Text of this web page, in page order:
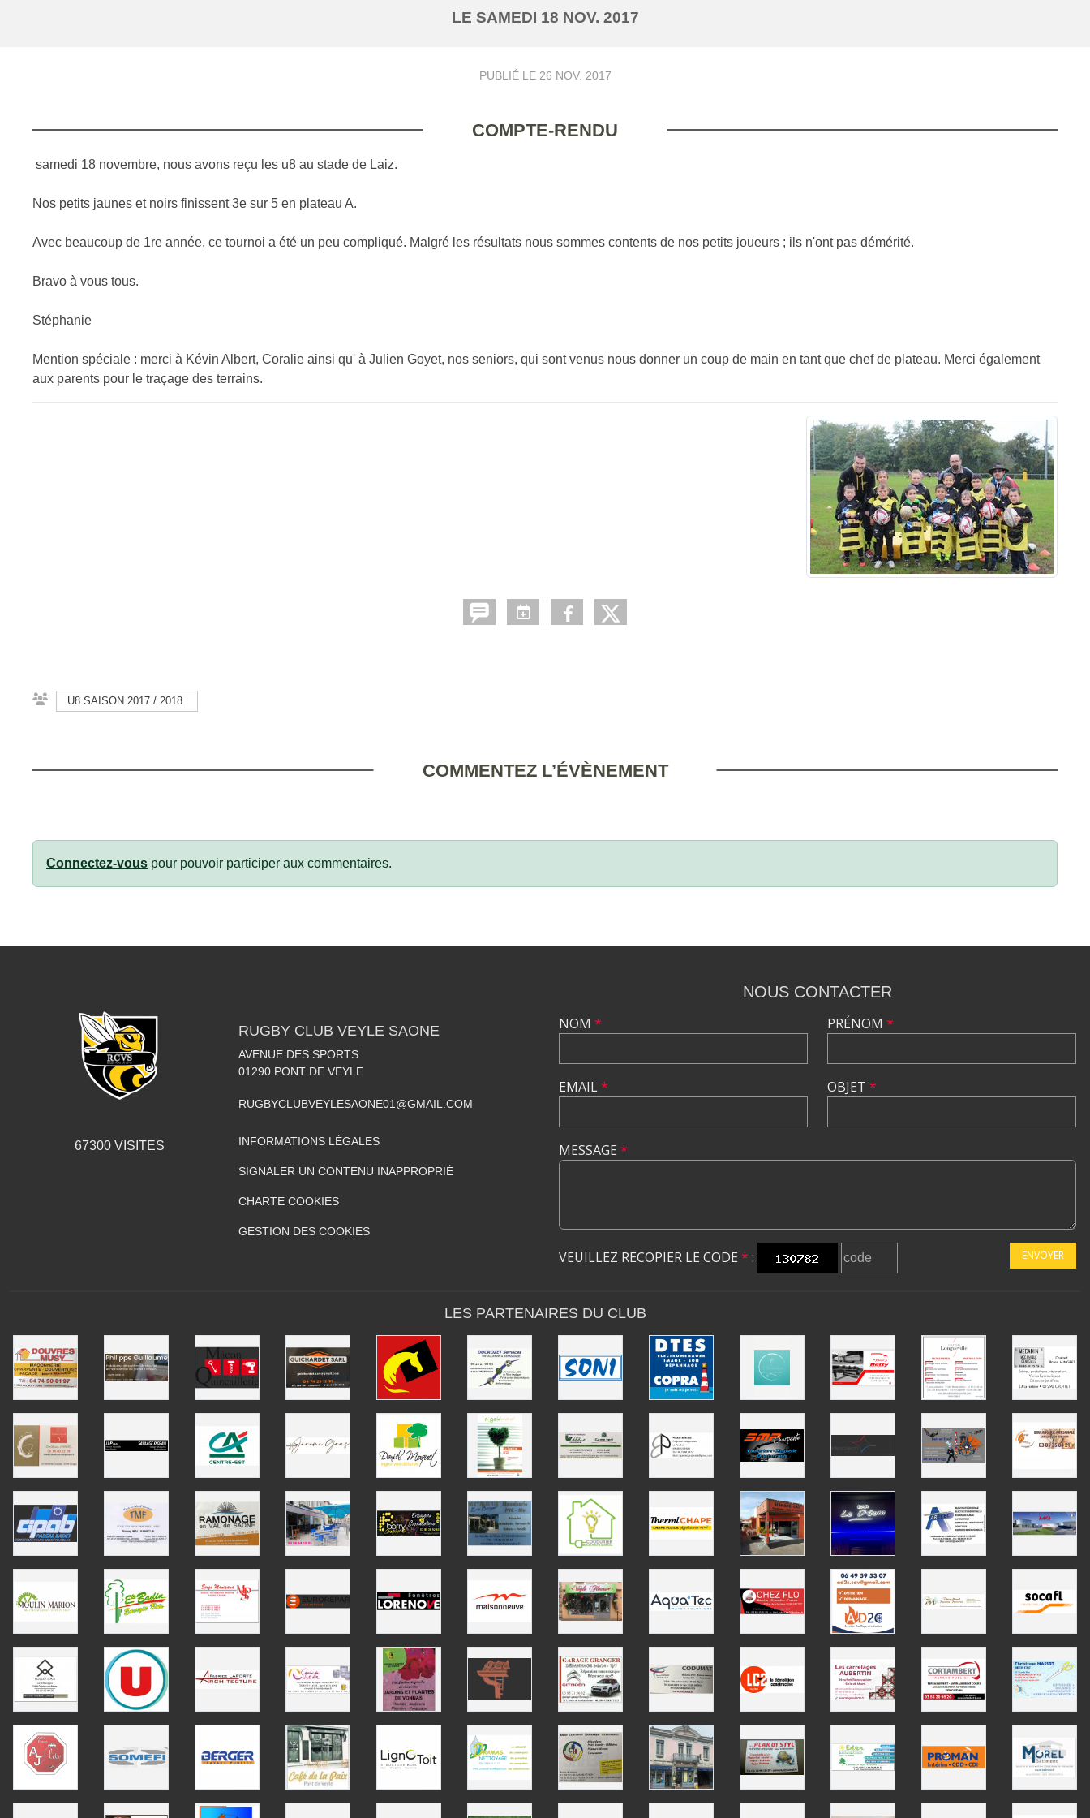
LE SAMEDI 18 NOV. 2017
PUBLIÉ LE 26 NOV. 2017
COMPTE-RENDU
samedi 18 novembre, nous avons reçu les u8 au stade de Laiz.
Nos petits jaunes et noirs finissent 3e sur 5 en plateau A.
Avec beaucoup de 1re année, ce tournoi a été un peu compliqué. Malgré les résultats nous sommes contents de nos petits joueurs ; ils n'ont pas démérité.
Bravo à vous tous.
Stéphanie
Mention spéciale : merci à Kévin Albert, Coralie ainsi qu' à Julien Goyet, nos seniors, qui sont venus nous donner un coup de main en tant que chef de plateau. Merci également
aux parents pour le traçage des terrains.
U8 SAISON 2017 / 2018
COMMENTEZ L’ÉVÈNEMENT
Connectez-vous pour pouvoir participer aux commentaires.
67300VISITES
RUGBY CLUB VEYLE SAONE
AVENUE DES SPORTS
01290 PONT DE VEYLE
RUGBYCLUBVEYLESAONE01@GMAIL.COM
INFORMATIONS LÉGALES
SIGNALER UN CONTENU INAPPROPRIÉ
CHARTE COOKIES
GESTION DES COOKIES
NOUS CONTACTER
NOM *
EMAIL*
PRÉNOM *
OBJET *
MESSAGE *
VEUILLEZ RECOPIER LE CODE * : ENVOYER
LES PARTENAIRES DU CLUB